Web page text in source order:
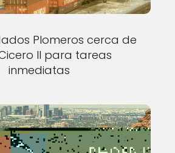
Plomeros cerca de
Il para tareas
inmediatas